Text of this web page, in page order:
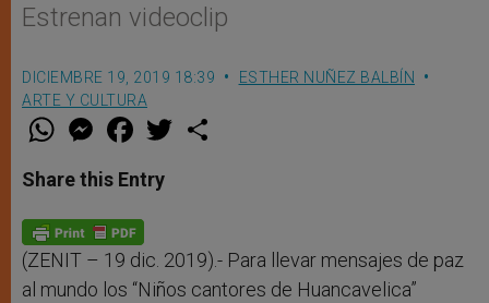
Estrenan videoclip
DICIEMBRE 19, 2019 18:39
ESTHER NUÑEZ BALBÍN
ARTE Y CULTURA
W
t
s
p
p
M
e
s
e
g
e
F
a
e
b
o
k
w
Share this Entry
(ZENIT – 19 dic. 2019).- Para llevar mensajes de paz
al mundo los “Niños cantores de Huancavelica”